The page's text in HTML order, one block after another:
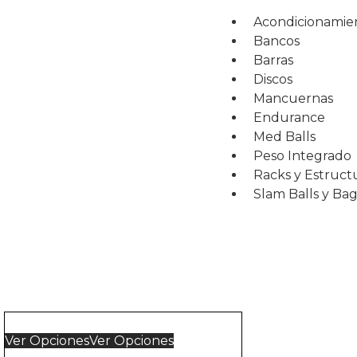
Bancos
Barras
Discos
Mancuernas
Endurance
Med Balls
Peso Integrado
Racks y
Slam Balls y
Ver OpcionesVer Opciones